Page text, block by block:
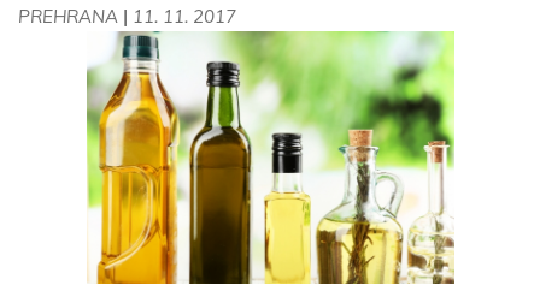
PREHRANA | 11. 11. 2017